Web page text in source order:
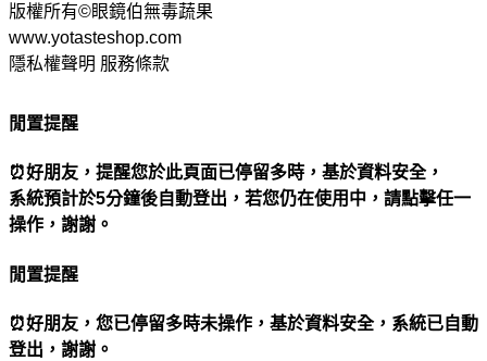
版權所有©眼鏡伯無毒蔬果
www.yotasteshop.com
隱私權聲明 服務條款
閒置提醒
⏰好朋友，提醒您於此頁面已停留多時，基於資料安全，
系統預計於5分鐘後自動登出，若您仍在使用中，請點擊任一
操作，謝謝。
閒置提醒
⏰好朋友，您已停留多時未操作，基於資料安全，系統已自動
登出，謝謝。